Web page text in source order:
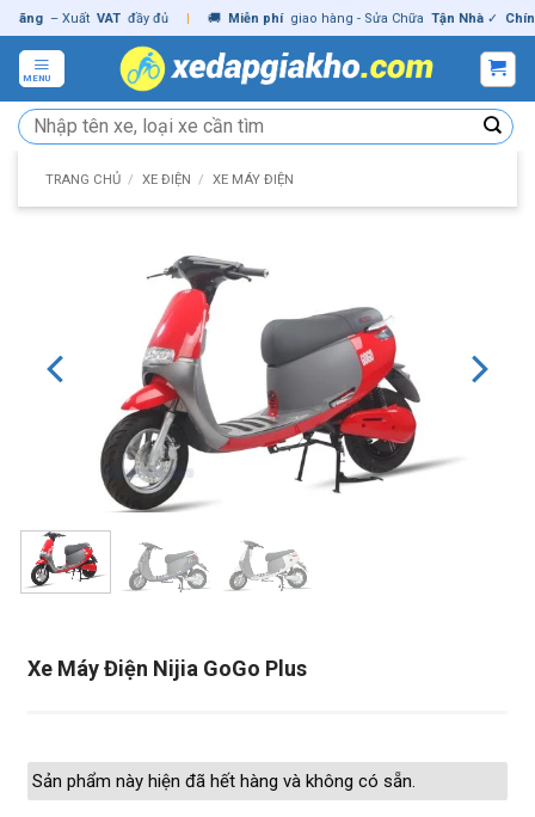
Skip
to
content
– Xuất VAT đầy đủ | 🚚 Miễn phí giao hàng - Sửa Chữa Tận Nhà ✓ Chính
MENU
Tìm
kiếm:
TRANG CHỦ / XE ĐIỆN / XE MÁY ĐIỆN
Xe Máy Điện Nijia GoGo Plus
Sản phẩm này hiện đã hết hàng và không có sẵn.